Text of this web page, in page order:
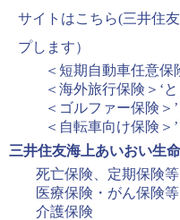
サイトはこちら(三井住
プします）
＜短期自動車任意保
＜海外旅行保険＞‘
＜ゴルファー保険＞
＜自転車向け保険＞
三井住友海上あいおい生命
死亡保険、定期保険等
医療保険・がん保険等
介護保険